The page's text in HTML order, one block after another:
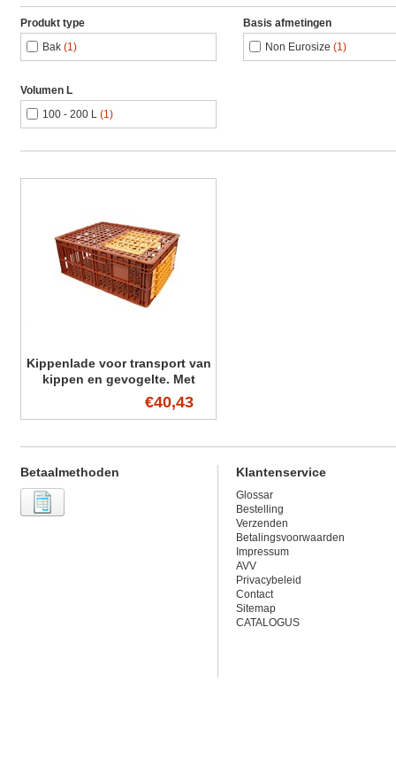
Produkt type
Bak (1)
Basis afmetingen
Non Eurosize (1)
Volumen L
100 - 200 L (1)
Kippenlade voor transport van
kippen en gevogelte. Met
deksel en 2 x klapdeur
€40,43
Betaalmethoden Klantenservice
Glossar
Bestelling
Verzenden
Betalingsvoorwaarden
Impressum
AVV
Privacybeleid
Contact
Sitemap
CATALOGUS